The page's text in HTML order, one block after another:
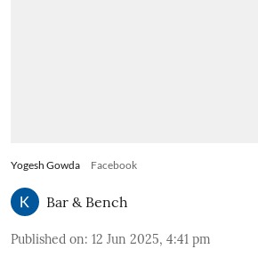
Yogesh Gowda Facebook
Bar & Bench
Published on: 12 Jun 2025, 4:41 pm